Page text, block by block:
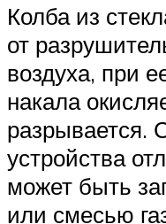
Колба из
от
воздуха, при
накала
разрывается.
устройства
может быть
или смесью